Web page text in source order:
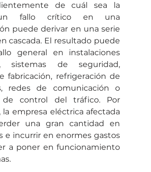
de cuál sea la
fallo crítico en una
puede derivar en una serie
cascada. El resultado puede
general en instalaciones
sistemas de seguridad,
fabricación, refrigeración de
redes de comunicación o
de control del tráfico. Por
la empresa eléctrica afectada
una gran cantidad en
e incurrir en enormes gastos
a poner en funcionamiento